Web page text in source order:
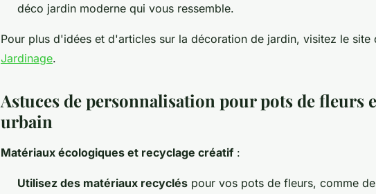
déco jardin moderne qui vous ressemble.
Pour plus d'idées et d'articles sur la décoration de jardin, visitez le site
Jardinage.
Astuces de personnalisation pour pots de fleurs
urbain
Matériaux écologiques et recyclage créatif :
Utilisez des matériaux recyclés pour vos pots de fleurs, comme